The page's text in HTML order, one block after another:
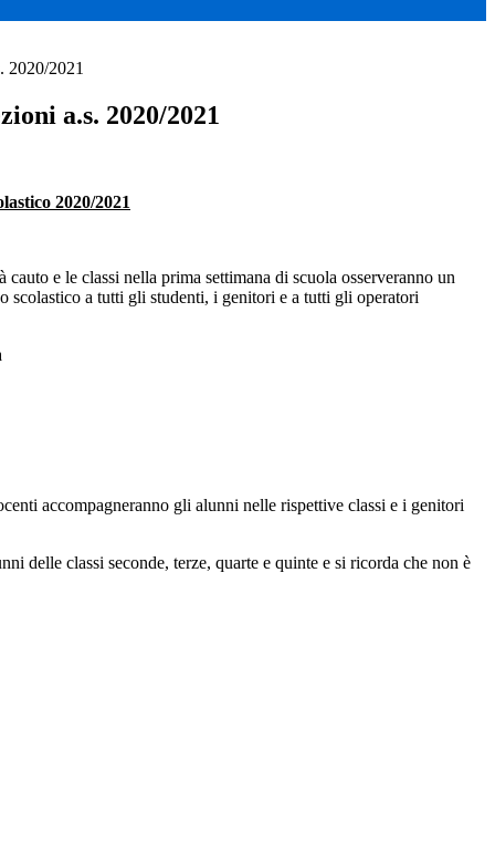
2020/2021
a.s. 2020/2021
2020/2021
e le classi nella prima settimana di scuola osserveranno un
scolastico a tutti gli studenti, i genitori e a tutti gli operatori
accompagneranno gli alunni nelle rispettive classi e i genitori
delle classi seconde, terze, quarte e quinte e si ricorda che non è